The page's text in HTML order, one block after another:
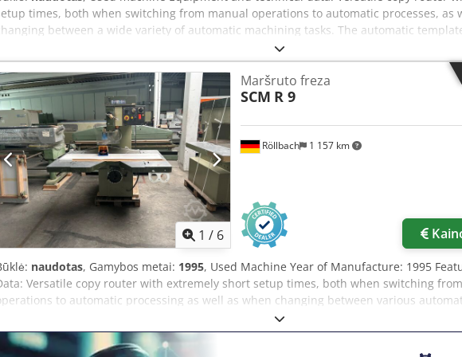
times, both when switching from manual operations to automatic processes, as
between a wide variety of automatic machining tasks. The automatic
of a central copying roller and a pressure roller) was developed by SCM to
to a template past the milling tool. The automatic copying and pressure
seconds, making the machine immediately available for custom and special
Distance between tool axis and column: 915 mm Spindle stroke: 105 mm
Max. clearance between table and spindle: 300 mm Tool holder: MK 2 Chedpjzk N
speed: 10,000 / 20,000 rpm Table dimensions with extensions: 1510 x 1170
Motor power, template feed: 0.14 kW Template feed speed: 1.5–12 m/min Number
stops: 6 Dimensions (approx.): 1690 x 1100 x 1890 mm Weight: 650 kg
63934 Röllbach
1 / 6
Röllbach 1 157 km
Maršruto freza
SCM R 9
naudotas, Gamybos metai: 1995, Used Machine Year of Manufacture: 1995
Versatile copy router with extremely short setup times, both when switching
to automatic processing as well as when changing between various
tasks. The automatic template feed (consisting of a central copying roller and a
by SCM to automatically guide workpieces attached to a template past the
copying roller and pressure roller can be removed within seconds,